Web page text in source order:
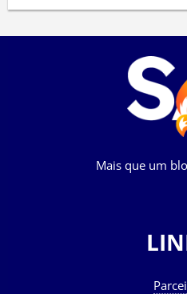
Mais que um